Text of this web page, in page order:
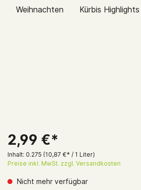
Weihnachten Kürbis Highlights
2,99 €*
Inhalt: 0.275 (10,87 €* / 1 Liter)
Preise inkl. MwSt. zzgl. Versandkosten
Nicht mehr verfügbar